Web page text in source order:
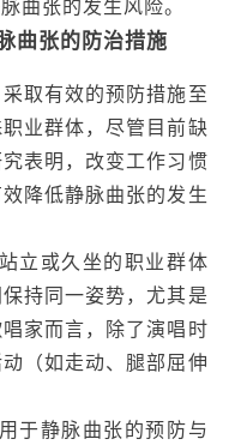
曲张的发生风险。‍
曲张的防治措施
取有效的预防措施至
业群体，尽管目前缺
表明，改变工作习惯
降低静脉曲张的发生
立或久坐的职业群体
持同一姿势，尤其是
家而言，除了演唱时
（如走动、腿部屈伸
于静脉曲张的预防与